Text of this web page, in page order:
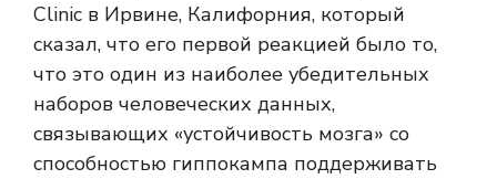
Clinic в Ирвине, Калифорния, который
сказал, что его первой реакцией было то,
что это один из наиболее убедительных
наборов человеческих данных,
связывающих «устойчивость мозга» со
способностью гиппокампа поддерживать